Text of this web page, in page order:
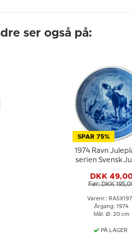
ser også på:
SPAR 75%
1974 Ravn
serien Svensk
DKK
Før: DKK
Varenr.:
Årgang: 1974
Mål: Ø: 20 cm
PÅ LAGER